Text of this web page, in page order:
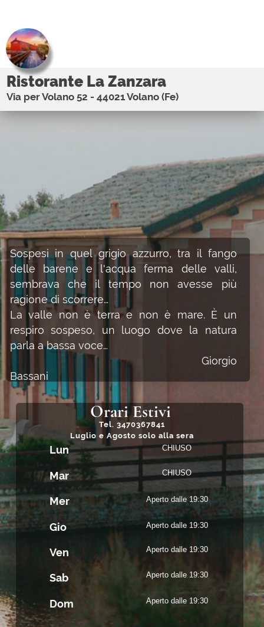
Ristorante La Zanzara
Via per Volano 52 - 44021 Volano (Fe)
Sospesi in quel grigio azzurro, tra il fango
delle barene e l'acqua ferma delle valli,
sembrava che il tempo non avesse più
ragione di scorrere…
La valle non è terra e non è mare. È un
respiro sospeso, un luogo dove la natura
parla a bassa voce…
Giorgio
Bassani
Orari Estivi
Tel.3470367841
Luglio e Agosto solo alla sera
Lun
Mar
Gio
Ven
CHIUSO
Aperto dalle 19:30
Aperto dalle 19:30
Aperto dalle 19:30
Filosofia